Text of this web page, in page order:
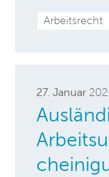
Arbeitsrecht
27. Januar